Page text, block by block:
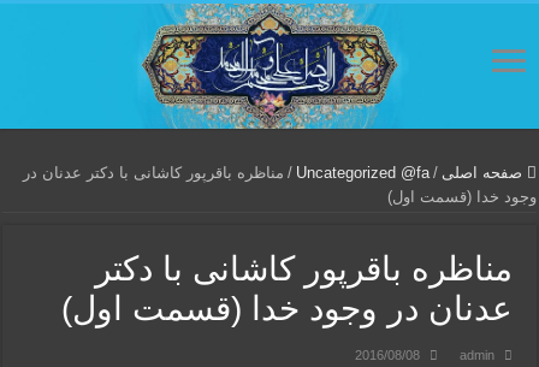
صفحه اصلی /
Uncategorized @fa
/ مناظره باقرپور کاشانی با دکتر عدنان در
وجود خدا (قسمت اول)
مناظره باقرپور کاشانی با دکتر
عدنان در وجود خدا (قسمت اول)
admin
2016/08/08